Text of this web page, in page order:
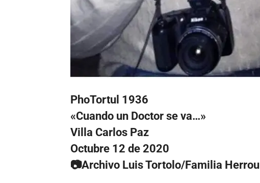
PhoTortul 1936
«Cuando un Doctor se va…»
Villa Carlos Paz
Octubre 12 de 2020
📷Archivo Luis Tortolo/Familia Herrou